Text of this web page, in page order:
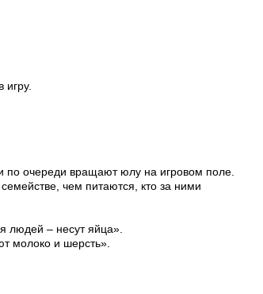
по очереди вращают юлу на игровом поле.
чем питаются, кто за ними
людей – несут яйца».
молоко и шерсть».